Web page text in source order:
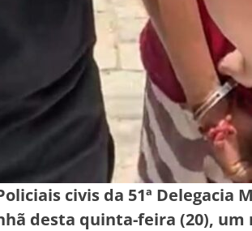
civis da 51ª Delegacia
desta quinta-feira (20),